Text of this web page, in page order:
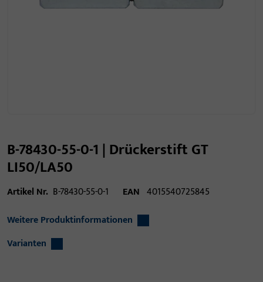
B-78430-55-0-1 | Drückerstift GT
LI50/LA50
Artikel Nr. B-78430-55-0-1 EAN 4015540725845
Weitere Produktinformationen
Varianten